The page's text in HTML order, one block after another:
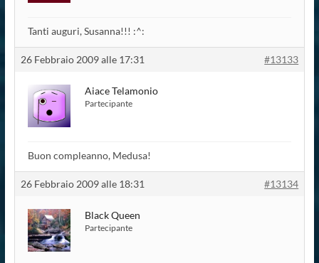
Tanti auguri, Susanna!!! :^:
26 Febbraio 2009 alle 17:31 #13133
Aiace Telamonio
Partecipante
Buon compleanno, Medusa!
26 Febbraio 2009 alle 18:31 #13134
Black Queen
Partecipante